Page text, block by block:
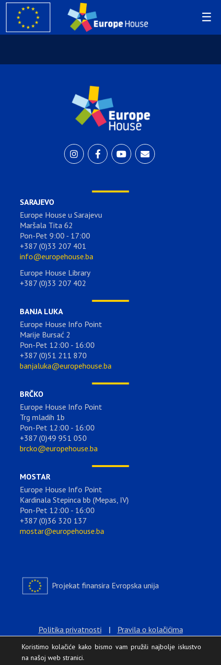
SARAJEVO
Europe House u Sarajevu
Maršala Tita 62
Pon-Pet 9:00 - 17:00
+387 (0)33 207 401
info@europehouse.ba
Europe House Library
+387 (0)33 207 402
BANJA LUKA
Europe House Info Point
Marije Bursać 2
Pon-Pet 12:00 - 16:00
+387 (0)51 211 870
banjaluka@europehouse.ba
BRČKO
Europe House Info Point
Trg mladih 1b
Pon-Pet 12:00 - 16:00
+387 (0)49 951 050
brcko@europehouse.ba
MOSTAR
Europe House Info Point
Kardinala Stepinca bb (Mepas, IV)
Pon-Pet 12:00 - 16:00
+387 (0)36 320 137
mostar@europehouse.ba
Projekat finansira Evropska unija
Politika privatnosti | Pravila o kolačićima
Koristimo kolačiće kako bismo vam pružili najbolje iskustvo
na našoj web stranici.